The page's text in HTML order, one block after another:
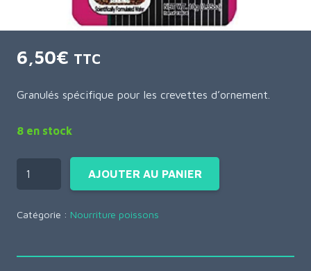
6,50€ TTC
Granulés spécifique pour les crevettes d’ornement.
8 en stock
AJOUTER AU PANIER
Catégorie : Nourriture poissons